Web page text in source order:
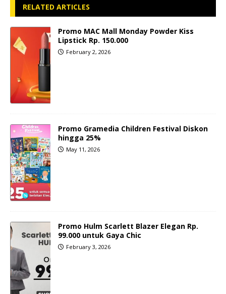
RELATED ARTICLES
Promo MAC Mall Monday Powder Kiss
Lipstick Rp. 150.000
February 2, 2026
Promo Gramedia Children Festival Diskon
hingga 25%
May 11, 2026
Promo Hulm Scarlett Blazer Elegan Rp.
99.000 untuk Gaya Chic
February 3, 2026